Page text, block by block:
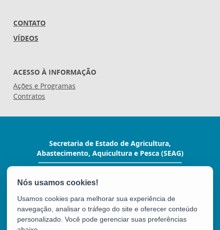
CONTATO
VÍDEOS
ACESSO À INFORMAÇÃO
Ações e Programas
Contratos
Secretaria de Estado de Agricultura,
Abastecimento, Aquicultura e Pesca (SEAG)
CEP: 29017-160 - Vitória / ES
E-mail:seag@seag.es.gov.br
Usamos cookies para melhorar sua experiência de
navegação, analisar o tráfego do site e oferecer conteúdo
personalizado. Você pode gerenciar suas preferências